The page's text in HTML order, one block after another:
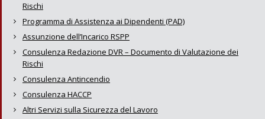
Rischi
Programma di Assistenza ai Dipendenti (PAD)
Assunzione dell’Incarico RSPP
Consulenza Redazione DVR – Documento di Valutazione dei
Rischi
Consulenza Antincendio
Consulenza HACCP
Altri Servizi sulla Sicurezza del Lavoro